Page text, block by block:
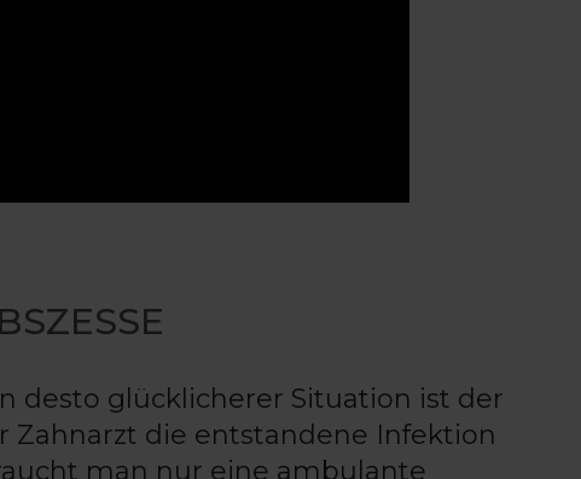
desto glücklicherer Situation ist der
Zahnarzt die entstandene Infektion
man nur eine ambulante